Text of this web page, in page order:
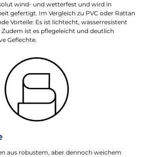
wind- und wetterfest und wird in
gefertigt. Im Vergleich zu PVC oder Rattan
Vorteile: Es ist lichtecht, wasserresistent
ist es pflegeleicht und deutlich
Geflechte.
aus robustem, aber dennoch weichem